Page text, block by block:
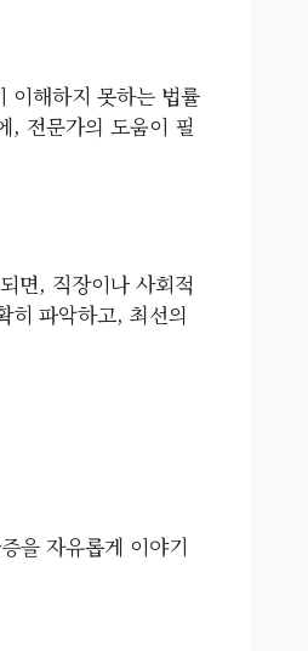
이해하지 못하는 법률
, 전문가의 도움이 필
면, 직장이나 사회적
히 파악하고, 최선의
을 자유롭게 이야기